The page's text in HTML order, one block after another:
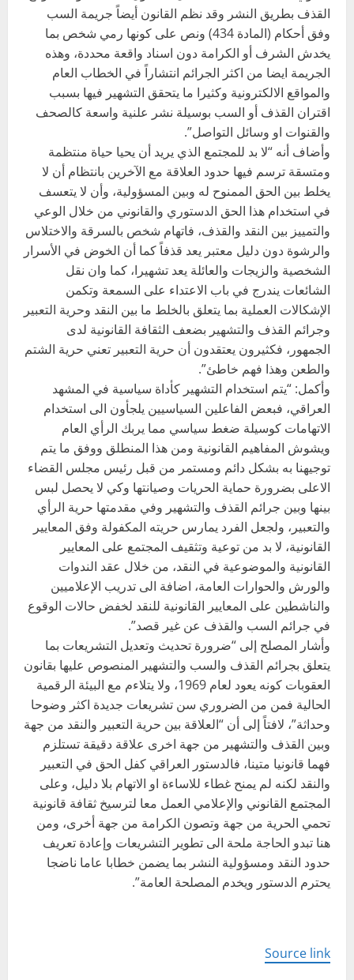
القذف بطريق النشر وقد نظم القانون أيضاً جريمة السب
وفق أحكام (المادة 434) ونص على كونها رمي شخص بما
يخدش الشرف أو الكرامة دون اسناد واقعة محددة، وهذه
الجريمة ايضا من اكثر الجرائم انتشاراً في الخطاب العام
والمواقع الالكترونية وكثيرا ما يتحقق التشهير فيها بسبب
اقتران القذف أو السب بوسيلة نشر علنية واسعة كالصحف
والقنوات او وسائل التواصل”.
وأضاف أنه “لا بد للمجتمع الذي يريد أن يحيا حياة منتظمة
ومتسقة ترسم فيها حدود العلاقة مع الآخرين بانتظام أن لا
يخلط بين الحق الممنوح له وبين المسؤولية، وأن لا يتعسف
في استخدام هذا الحق الدستوري والقانوني من خلال الوعي
والتمييز بين النقد والقذف، فاتهام شخص بالسرقة والاختلاس
والرشوة دون دليل معتبر يعد قذفاً كما أن الخوض في الأسرار
الشخصية والزيجات والعائلة يعد تشهيرا، كما وان نقل
الشائعات يندرج في باب الاعتداء على السمعة وتكمن
الإشكالات العملية بما يتعلق بالخلط ما بين النقد وحرية التعبير
وجرائم القذف والتشهير بضعف الثقافة القانونية لدى
الجمهور، فكثيرون يعتقدون أن حرية التعبير تعني حرية الشتم
والطعن وهذا فهم خاطئ”.
وأكمل: “يتم استخدام التشهير كأداة سياسية في المشهد
العراقي، فبعض الفاعلين السياسيين يلجأون الى استخدام
الاتهامات كوسيلة ضغط سياسي مما يربك الرأي العام
ويشوش المفاهيم القانونية ومن هذا المنطلق ووفق ما يتم
توجيهنا به بشكل دائم ومستمر من قبل رئيس مجلس القضاء
الاعلى بضرورة حماية الحريات وصيانتها وكي لا يحصل لبس
بينها وبين جرائم القذف والتشهير وفي مقدمتها حرية الرأي
والتعبير، ولجعل الفرد يمارس حريته المكفولة وفق المعايير
القانونية، لا بد من توعية وتثقيف المجتمع على المعايير
القانونية والموضوعية في النقد، من خلال عقد الندوات
والورش والحوارات العامة، اضافة الى تدريب الإعلاميين
والناشطين على المعايير القانونية للنقد لخفض حالات الوقوع
في جرائم السب والقذف عن غير قصد”.
وأشار المصلح إلى “ضرورة تحديث وتعديل التشريعات بما
يتعلق بجرائم القذف والسب والتشهير المنصوص عليها بقانون
العقوبات كونه يعود لعام 1969، ولا يتلاءم مع البيئة الرقمية
الحالية فمن من الضروري سن تشريعات جديدة اكثر وضوحا
وحداثة”، لافتاً إلى أن “العلاقة بين حرية التعبير والنقد من جهة
وبين القذف والتشهير من جهة اخرى علاقة دقيقة تستلزم
فهما قانونيا متينا، فالدستور العراقي كفل الحق في التعبير
والنقد لكنه لم يمنح غطاء للاساءة او الاتهام بلا دليل، وعلى
المجتمع القانوني والإعلامي العمل معا لترسيخ ثقافة قانونية
تحمي الحرية من جهة وتصون الكرامة من جهة أخرى، ‎ومن
هنا تبدو الحاجة ملحة الى تطوير التشريعات وإعادة تعريف
حدود النقد ومسؤولية النشر بما يضمن خطابا عاما ناضجا
يحترم الدستور ويخدم المصلحة العامة”.
Source link